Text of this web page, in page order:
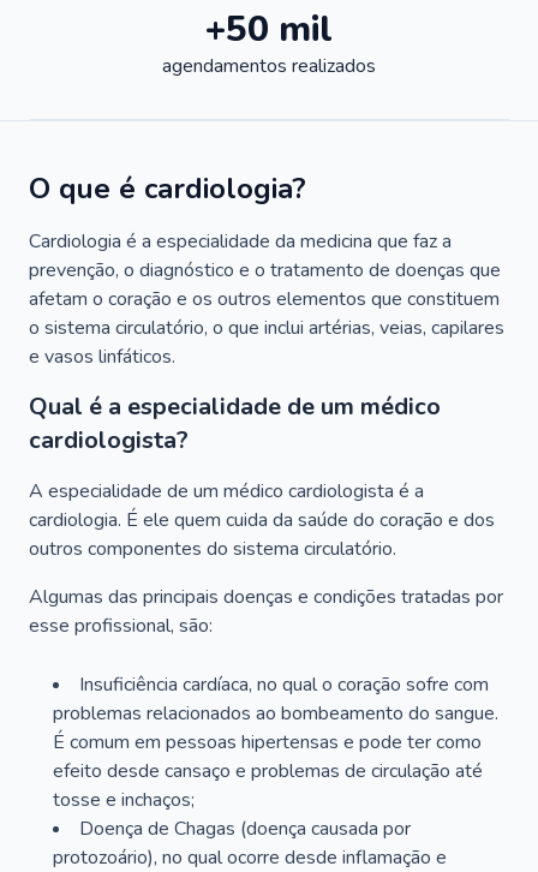
+50 mil
agendamentos realizados
O que é cardiologia?
Cardiologia é a especialidade da medicina que faz a
prevenção, o diagnóstico e o tratamento de doenças que
afetam o coração e os outros elementos que constituem
o sistema circulatório, o que inclui artérias, veias, capilares
e vasos linfáticos.
Qual é a especialidade de um médico
cardiologista?
A especialidade de um médico cardiologista é a
cardiologia. É ele quem cuida da saúde do coração e dos
outros componentes do sistema circulatório.
Algumas das principais doenças e condições tratadas por
esse profissional, são:
Insuficiência cardíaca, no qual o coração sofre com
problemas relacionados ao bombeamento do sangue.
É comum em pessoas hipertensas e pode ter como
efeito desde cansaço e problemas de circulação até
tosse e inchaços;
Doença de Chagas (doença causada por
protozoário), no qual ocorre desde inflamação e